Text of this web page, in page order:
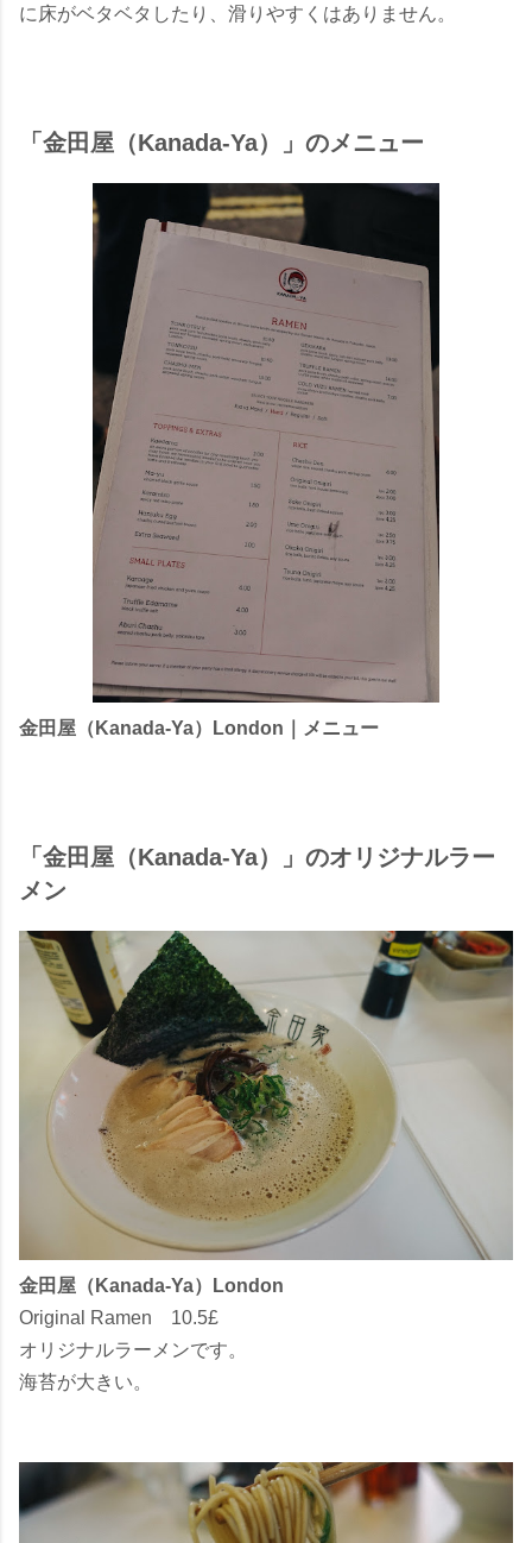
に床がベタベタしたり、滑りやすくはありません。
「金田屋（Kanada-Ya）」のメニュー
金田屋（Kanada-Ya）London｜メニュー
「金田屋（Kanada-Ya）」のオリジナルラー
メン
金田屋（Kanada-Ya）London
Original Ramen 10.5£
オリジナルラーメンです。
海苔が大きい。